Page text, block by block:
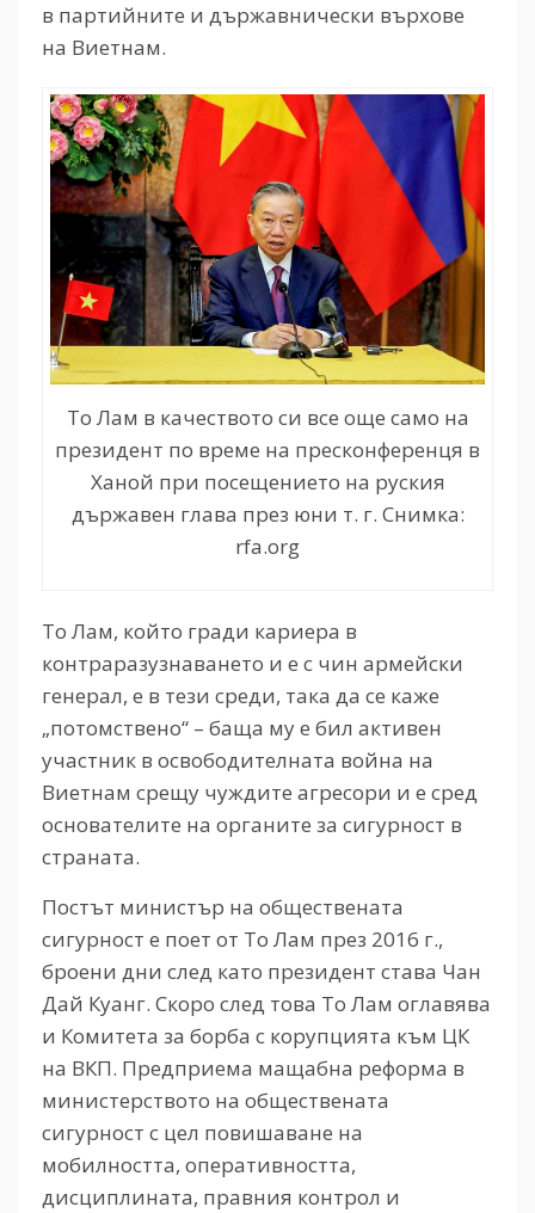
в партийните и държавнически върхове
на Виетнам.
То Лам в качеството си все още само на
президент по време на пресконференця в
Ханой при посещението на руския
държавен глава през юни т. г. Снимка:
rfa.org
То Лам, който гради кариера в
контраразузнаването и е с чин армейски
генерал, е в тези среди, така да се каже
„потомствено“ – баща му е бил активен
участник в освободителната война на
Виетнам срещу чуждите агресори и е сред
основателите на органите за сигурност в
страната.
Постът министър на обществената
сигурност е поет от То Лам през 2016 г.,
броени дни след като президент става Чан
Дай Куанг. Скоро след това То Лам оглавява
и Комитета за борба с корупцията към ЦК
на ВКП. Предприема мащабна реформа в
министерството на обществената
сигурност с цел повишаване на
мобилността, оперативността,
дисциплината, правния контрол и